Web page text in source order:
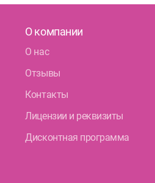
О компании
О нас
Отзывы
Контакты
Лицензии и реквизиты
Дисконтная программа